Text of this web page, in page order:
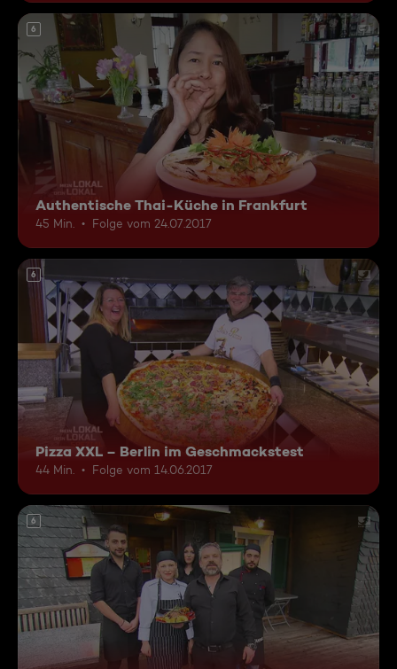
6
Authentische Thai-Küche in Frankfurt
45 Min. Folge vom 24.07.2017
6
Pizza XXL – Berlin im Geschmackstest
44 Min. Folge vom 14.06.2017
6